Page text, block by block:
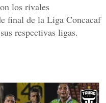
los rivales
final de la Liga Concacaf
respectivas ligas.